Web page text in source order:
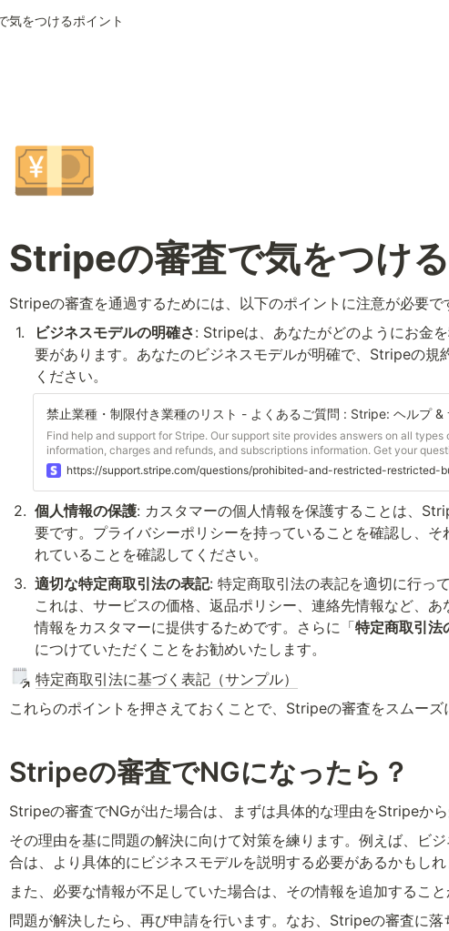
気をつけるポイント
💴
Stripeの審査で気をつけ
Stripeの審査を通過するためには、以下のポイントに注意が必要で
1. ビジネスモデルの明確さ: Stripeは、あなたがどのようにお金
要があります。あなたのビジネスモデルが明確で、Stripeの規
ください。
禁止業種・制限付き業種のリスト - よくあるご質問 : Stripe: ヘルプ &
Find help and support for Stripe. Our support site provides answers on all
information, charges and refunds, and subscriptions information. Get your
support for Stripe.
https://support.stripe.com/questions/prohibited-and-restricted-restricted-
2. 個人情報の保護: カスタマーの個人情報を保護することは、
要です。プライバシーポリシーを持っていることを確認し、そ
れていることを確認してください。
3. 適切な特定商取引法の表記: 特定商取引法の表記を適切に行っ
これは、サービスの価格、返品ポリシー、連絡先情報など、
情報をカスタマーに提供するためです。さらに「特定商取引法
につけていただくことをお勧めいたします。
特定商取引法に基づく表記（サンプル）
これらのポイントを押さえておくことで、Stripeの審査をスムーズ
Stripeの審査でNGになったら？
Stripeの審査でNGが出た場合は、まずは具体的な理由をStripeから
その理由を基に問題の解決に向けて対策を練ります。例えば、ビ
合は、より具体的にビジネスモデルを説明する必要があるかもしれ
また、必要な情報が不足していた場合は、その情報を追加すること
問題が解決したら、再び申請を行います。なお、Stripeの審査に